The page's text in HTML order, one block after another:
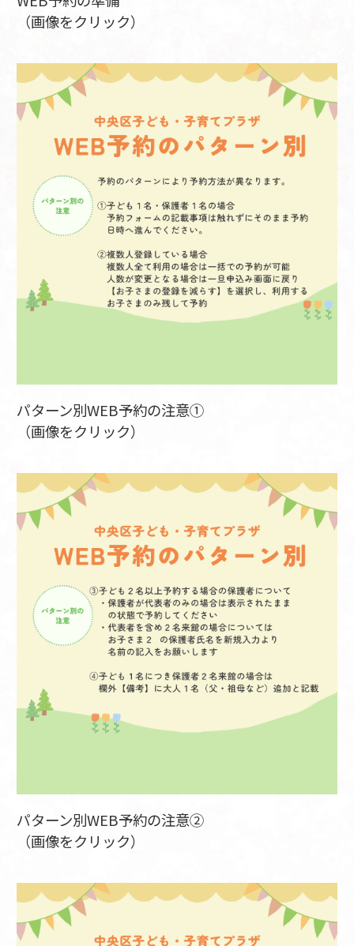
（画像をクリック）
パターン別WEB予約の注意①
（画像をクリック）
パターン別WEB予約の注意②
（画像をクリック）